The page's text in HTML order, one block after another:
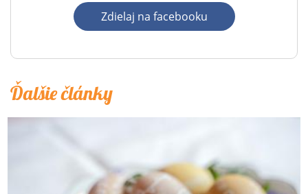
Zdielaj na facebooku
Ďalšie články